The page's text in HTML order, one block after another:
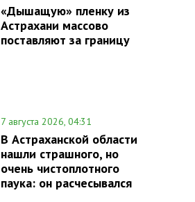
«Дышащую» пленку из
Астрахани массово
поставляют за границу
7 августа 2026, 04:31
В Астраханской области
нашли страшного, но
очень чистоплотного
паука: он расчесывался